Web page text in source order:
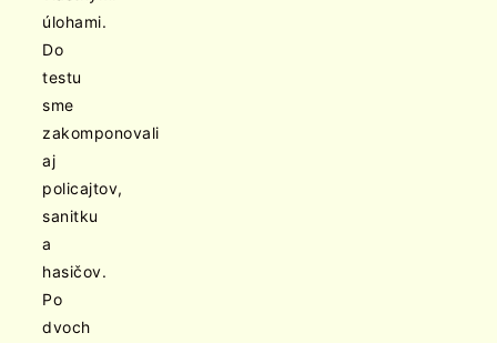
úlohami.
Do
testu
sme
zakomponovali
aj
policajtov,
sanitku
a
hasičov.
Po
dvoch